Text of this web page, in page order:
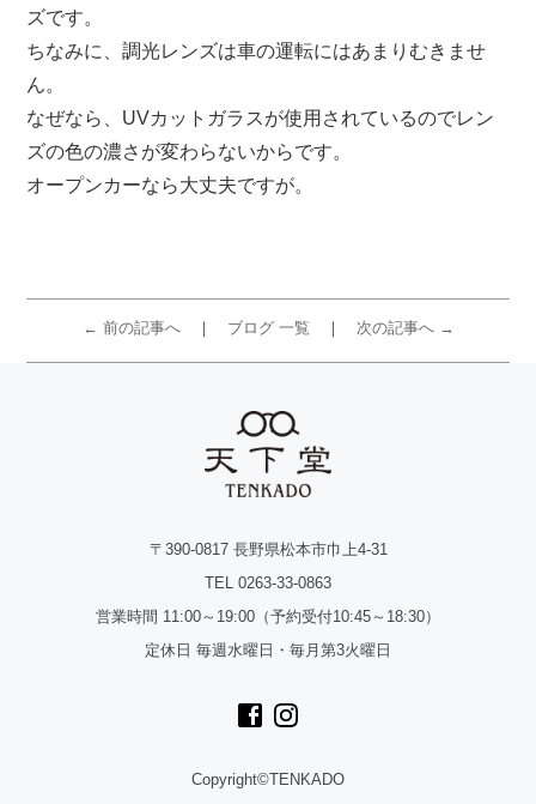
ズです。
ちなみに、調光レンズは車の運転にはあまりむきませ
ん。
なぜなら、UVカットガラスが使用されているのでレン
ズの色の濃さが変わらないからです。
オープンカーなら大丈夫ですが。
← 前の記事へ ブログ 一覧 次の記事へ →
〒390-0817 長野県松本市巾上4-31
TEL 0263-33-0863
営業時間 11:00～19:00（予約受付10:45～18:30）
定休日 毎週水曜日・毎月第3火曜日
Copyright©TENKADO